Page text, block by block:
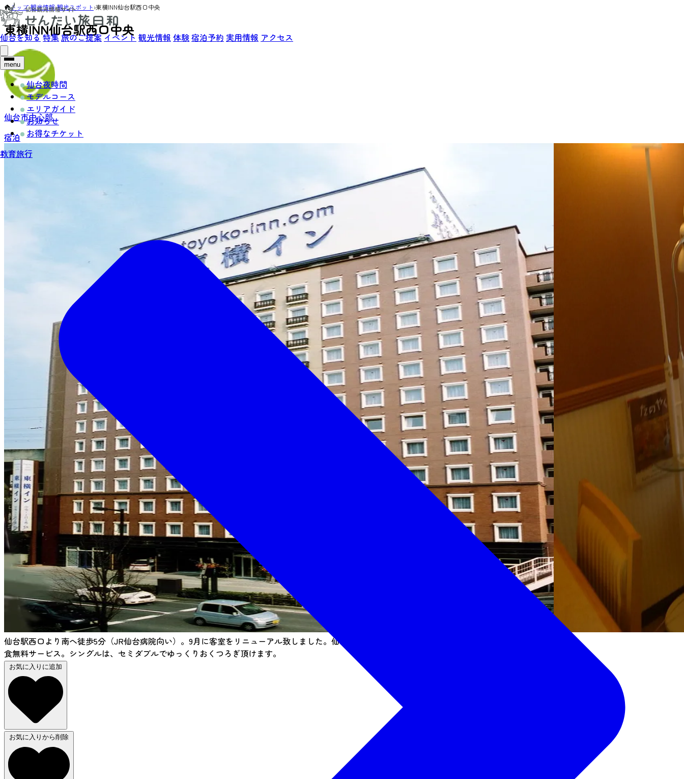
仙台を知る 特集旅のご提案イベント 観光情報 体験宿泊予約 実用情報 アクセス
menu
仙台夜時間
モデルコース
エリアガイド
お知らせ
お得なチケット
教育旅行
トップ›観光情報›観光スポット›東横INN仙台駅西口中央
東横INN仙台駅西口中央
仙台市中心部
宿泊
仙台駅西口より南へ徒歩5分（JR仙台病院向い）。9月に客室をリニューアル致しました。仙台味噌を使った自慢のお味噌汁・日替わりのおかずなど朝
食無料サービス。シングルは、セミダブルでゆっくりおくつろぎ頂けます。
お気に入りに追加
お気に入りから削除